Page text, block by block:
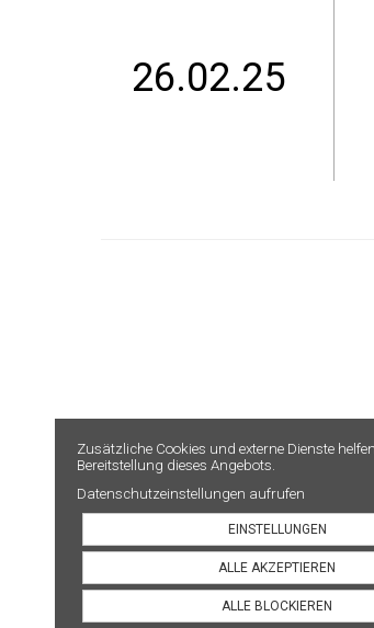
26.02.25
Zusätzliche Cookies und externe Dienste
Bereitstellung dieses Angebots.
Datenschutzeinstellungen aufrufen
EINSTELLUNGEN
ALLE AKZEPTIEREN
ALLE BLOCKIEREN